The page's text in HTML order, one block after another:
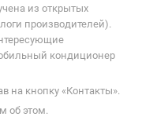
из открытых
производителей).
кондиционер
на кнопку «Контакты».
об этом.